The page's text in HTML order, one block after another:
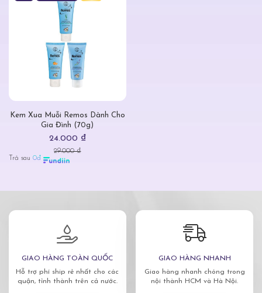
Kem Xua Muỗi Remos Dành Cho
Gia Đình (70g)
24.000 ₫
29.000 ₫
Trả sau 0đ
GIAO HÀNG TOÀN QUỐC
Hỗ trợ phí ship rẻ nhất cho các
quận, tỉnh thành trên cả nước.
GIAO HÀNG NHANH
Giao hàng nhanh chóng trong
nội thành HCM và Hà Nội.